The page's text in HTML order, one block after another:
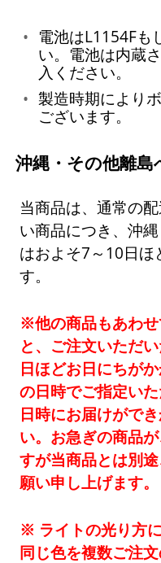
電池はL1154Fも
い。電池は内蔵
入ください。
製造時期により
ございます。
沖縄・その他離
当商品は、通常の
い商品につき、沖
はおよそ7～10日ほ
す。
※他の商品もあわ
と、ご注文いただ
日ほどお日にちが
の日時でご指定い
日時にお届けがで
い。お急ぎの商品
すが当商品とは別
願い申し上げます。
※ ライトの光り方
同じ色を複数ご注